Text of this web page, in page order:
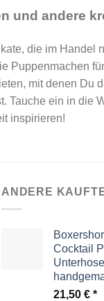
und andere
die im
Puppenmachen
mit denen Du
Tauche ein in die
inspirieren!
ANDERE
Cocktail
Unterhose
21,50 €